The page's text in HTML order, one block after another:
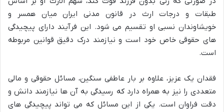
طبقات و درجات ارث در قانون مدنی ایران میان همسر و
خویشاوندان نسبی او تقسیم می شود. این فرآیند دارای پیچیدگی
های حقوقی خاص خود است و نیازمند درک دقیق قوانین مربوطه
است.
فقدان یک عزیز، علاوه بر بار عاطفی سنگین، مسائل حقوقی و مالی
متعددی را نیز به همراه دارد که رسیدگی به آن ها نیازمند دانش و
دقت فراوان است. یکی از این مسائل که می تواند پیچیدگی های